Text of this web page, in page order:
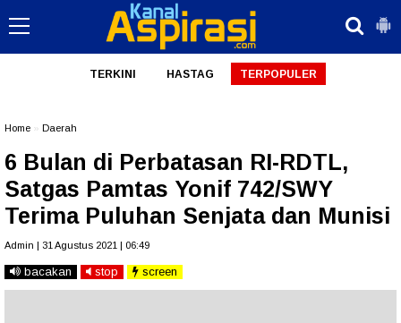
TERKINI HASTAG TERPOPULER
Home Daerah
6 Bulan di Perbatasan RI-RDTL,
Satgas Pamtas Yonif 742/SWY
Terima Puluhan Senjata dan Munisi
Admin | 31 Agustus 2021 | 06:49
bacakan stop screen